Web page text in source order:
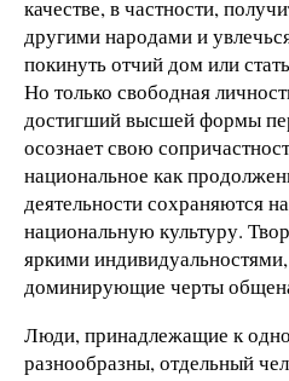
качестве, в частности,
другими народами и
покинуть отчий дом или
Но только свободная
достигший высшей формы
осознает свою
национальное как
деятельности сохраняются
национальную культуру.
яркими
доминирующие черты
Люди, принадлежащие к
разнообразны, отдельный